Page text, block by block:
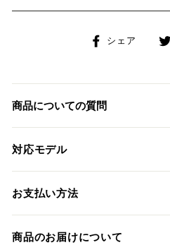
シェア
ェ
る
商品についての質問
対応モデル
DUCATI
MULTISTRADA V4 '21-24
MULTISTRADA V4 S '21-24
お支払い方法
商品のお届けについて